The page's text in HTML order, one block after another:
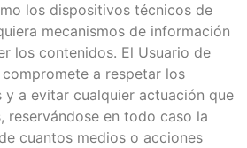
los dispositivos técnicos de
mecanismos de información
los contenidos. El Usuario de
a respetar los
y a evitar cualquier actuación que
reservándose en todo caso la
cuantos medios o acciones